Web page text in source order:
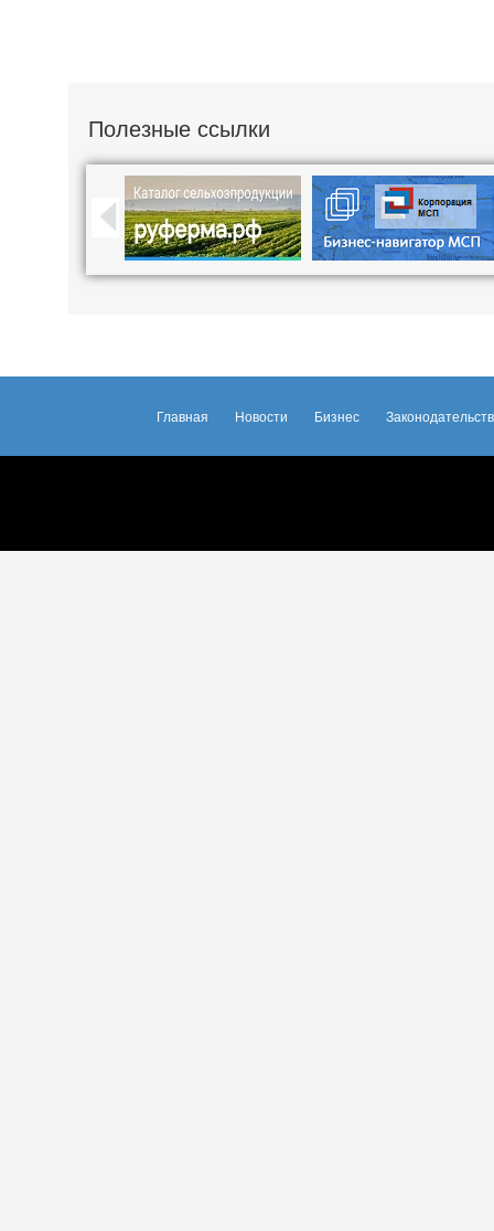
Полезные ссылки
Главная Новости Бизнес